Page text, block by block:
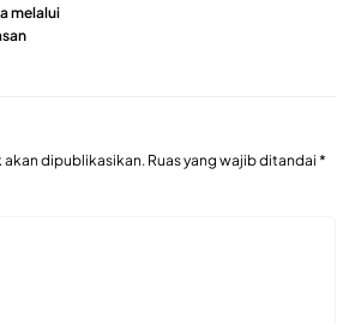
melalui
akan dipublikasikan. Ruas yang wajib ditandai *